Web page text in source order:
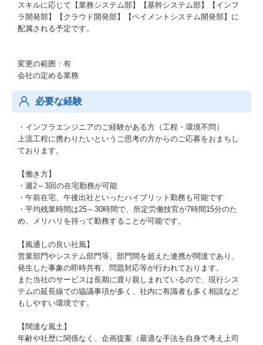
スキルに応じて【業務システム部】【基幹システム部】【インフ
ラ開発部】【クラウド開発部】【ペイメントシステム開発部】に
配属される予定です。
変更の範囲：有
会社の定める業務
必要な経験
・インフラエンジニアのご経験がある方（工程・環境不問）
上流工程に携わりたいというご思考の方からのご応募をおまちし
ております。
【働き方】
・週2～3回の在宅勤務が可能
・午前在宅、午後出社といったハイブリット勤務も可能です
・平均残業時間は25～30時間で、所定労働技官が7時間15分のた
め、メリハリを持って勤務することが可能です。
【風通しの良い社風】
営業部門やシステム部門等、部門間を超えた連携が闊達であり、
発生した事象の即時共有、問題対応等が行われております。
また当社のサービスは長期に渡り親しまれているので、現行シス
テムの延長線での協議事項が多く、社内に有識者も多く相談など
もしやすい環境です。
【闊達な風土】
年齢や社歴に関係なく、企画提案（最適な手法を自身で考え上司